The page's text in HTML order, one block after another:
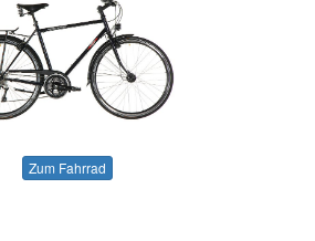
Zum Fahrrad